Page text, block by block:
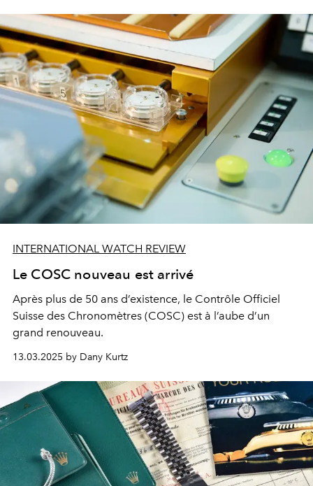
INTERNATIONAL WATCH REVIEW
Le COSC nouveau est arrivé
Après plus de 50 ans d’existence, le Contrôle Officiel
Suisse des Chronomètres (COSC) est à l’aube d’un
grand renouveau.
13.03.2025 by Dany Kurtz